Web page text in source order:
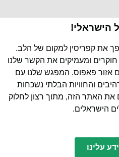
הישראלי!
את קפריסין למקום של הלב.
ומעמיקים את הקשר שלנו
אזור פאפוס. המפגש שלנו עם
והחוויות הבלתי נשכחות
את האתר הזה, מתוך רצון לחלוק
הישראלים.
עלינו